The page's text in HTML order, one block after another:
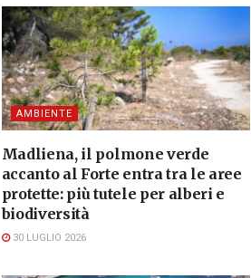
AMBIENTE
Madliena, il polmone verde
accanto al Forte entra tra le aree
protette: più tutele per alberi e
biodiversità
30 LUGLIO 2026